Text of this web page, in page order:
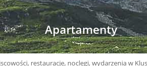
Apartamenty